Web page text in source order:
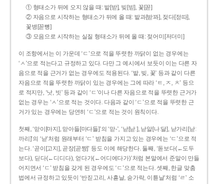
① 형태소가 뒤에 오지 않을 때: 밭[받], 빚[빋], 꽃[꼳]
② 자음으로 시작하는 형태소가 뒤에 올 때: 밭과[받꽈], 젖다[젇따],
꽃병[꼳뼝]
③ 모음으로 시작하는 실질 형태소가 뒤에 올 때: 젖어미[저더미]
이 조항에서는 이 가운데 ‘ㄷ’으로 적을 뚜렷한 까닭이 없는 경우에는
‘ㅅ’으로 적는다고 규정하고 있다. 다만 그 예시에서 보듯이 이는 다른 자
음으로 적을 근거가 없는 경우에도 적용된다. ‘밭, 빚, 꽃’ 등과 같이 다른
자음으로 적을 뚜렷한 까닭이 있는 경우에는 그에 따라 ‘ㅌ, ㅈ, ㅊ’ 등으
로 적지만, ‘낫, 빗’ 등과 같이 ‘ㄷ’이나 다른 자음으로 적을 뚜렷한 근거가
없는 경우는 ‘ㅅ’으로 적는 것이다. 다음과 같이 ‘ㄷ’으로 적을 뚜렷한 근
거가 있는 경우에는 당연히 ‘ㄷ’으로 적는 것이 원칙이다.
첫째, ‘맏이[마지], 맏아들[마다들]’의 ‘맏-’, ‘낟[낟ː], 낟알[나ː달], 낟가리[낟ː
까리]’의 ‘낟’처럼 원래부터 ‘ㄷ’ 받침을 가지고 있는 경우에는 ‘ㄷ’으로 적
는다. ‘곧이[고지], 곧장[곧짱]’ 등도 이에 해당한다. 둘째, ‘돋보다(←도두
보다), 딛다(←디디다), 얻다가(←어디에다가)’처럼 본말에서 준말이 만들
어지면서 ‘ㄷ’ 받침을 갖게 된 경우에도 ‘ㄷ’으로 적는다. 셋째, 한글 맞춤
법에서 규정하고 있듯이 ‘반짇고리, 사흗날, 숟가락, 이튿날’처럼 ‘ㄹ’ 소